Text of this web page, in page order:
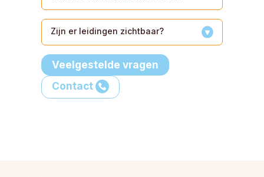
Zijn er leidingen zichtbaar?
Veelgestelde vragen
Contact